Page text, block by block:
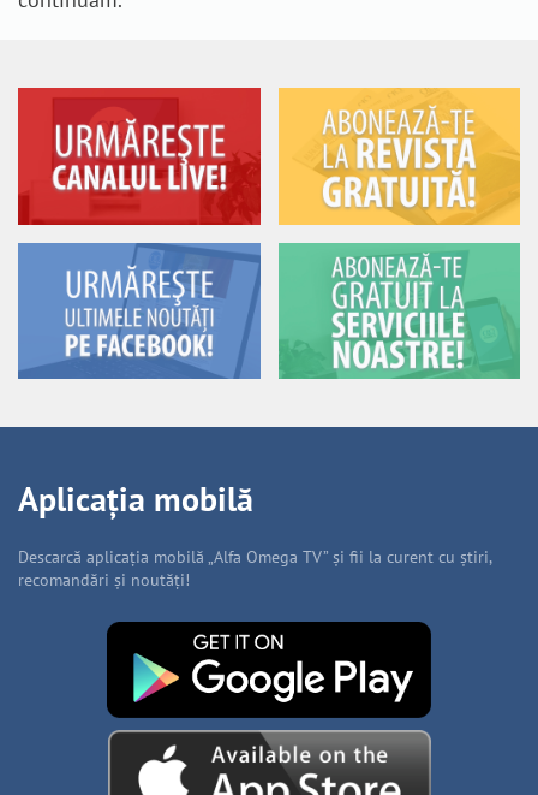
Aplicația mobilă
Descarcă aplicația mobilă „Alfa Omega TV” și fii la curent cu știri,
recomandări și noutăți!